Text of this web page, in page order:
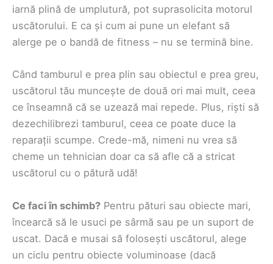
iarnă plină de umplutură, pot suprasolicita motorul
uscătorului. E ca și cum ai pune un elefant să
alerge pe o bandă de fitness – nu se termină bine.
Când tamburul e prea plin sau obiectul e prea greu,
uscătorul tău muncește de două ori mai mult, ceea
ce înseamnă că se uzează mai repede. Plus, riști să
dezechilibrezi tamburul, ceea ce poate duce la
reparații scumpe. Crede-mă, nimeni nu vrea să
cheme un tehnician doar ca să afle că a stricat
uscătorul cu o pătură udă!
Ce faci în schimb? Pentru pături sau obiecte mari,
încearcă să le usuci pe sârmă sau pe un suport de
uscat. Dacă e musai să folosești uscătorul, alege
un ciclu pentru obiecte voluminoase (dacă